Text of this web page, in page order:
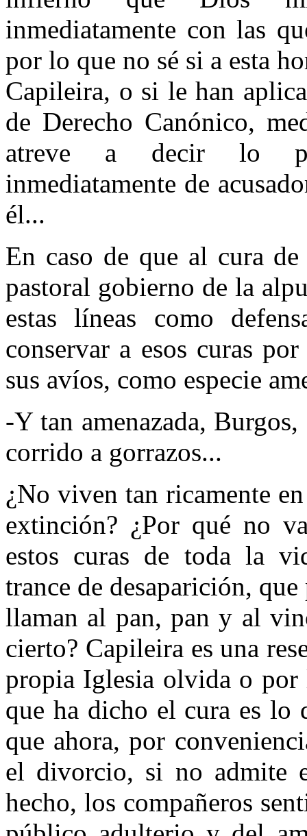
inmediatamente con las
por lo que no sé si a esta
Capileira, o si le han
de Derecho Canónico,
atreve a decir lo
inmediatamente de
él...
En caso de que al cura
pastoral gobierno de la
estas líneas como
conservar a esos curas
sus avíos, como especie
-Y tan amenazada,
corrido a gorrazos...
¿No viven tan ricamente
extinción? ¿Por qué no
estos curas de toda la
trance de desaparición,
llaman al pan, pan y al
cierto? Capileira es una
propia Iglesia olvida o por
que ha dicho el cura es lo
que ahora, por
el divorcio, si no admite
hecho, los compañeros